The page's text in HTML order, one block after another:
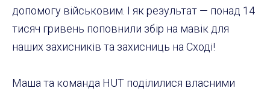
допомогу військовим. І як результат — понад 14
тисяч гривень поповнили збір на мавік для
наших захисників та захисниць на Сході!
Маша та команда HUT поділилися власними